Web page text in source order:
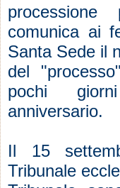
comunica ai
Santa Sede il
del
pochi
anniversario.
Il 15
Tribunale